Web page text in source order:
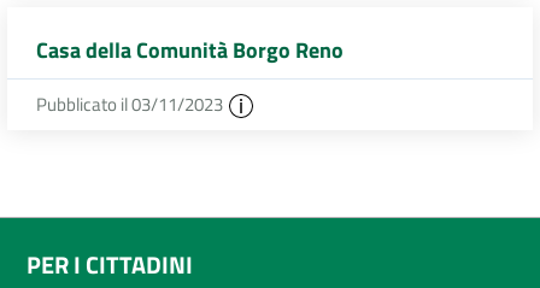
Casa della Comunità Borgo Reno
Pubblicato il 03/11/2023
PER I CITTADINI